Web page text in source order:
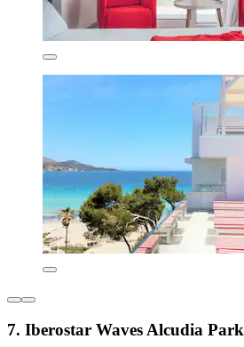
7. Iberostar Waves Alcudia Park